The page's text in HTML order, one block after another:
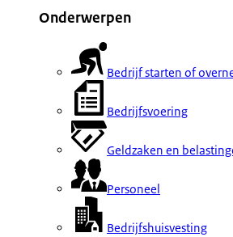
Onderwerpen
Bedrijf starten of
Bedrijfsvoering
Geldzaken en
Personeel
Bedrijfshuisvesting